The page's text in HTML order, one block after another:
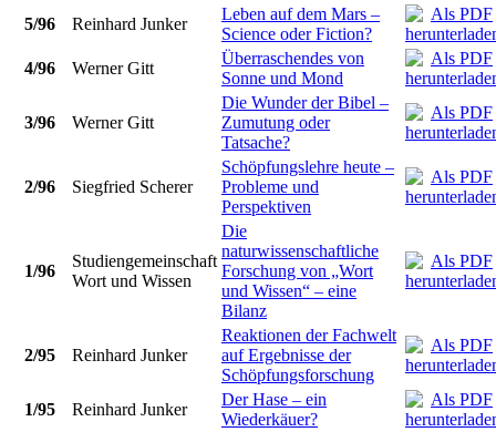
5/96
Reinhard Junker
Leben auf dem Mars –
Science oder Fiction?
4/96
Werner Gitt
Überraschendes von
Sonne und Mond
3/96 Werner Gitt
Die Wunder der Bibel –
Zumutung oder
Tatsache?
2/96 Siegfried Scherer
Schöpfungslehre heute –
Probleme und
Perspektiven
1/96
Studiengemeinschaft
Wort und Wissen
Die
naturwissenschaftliche
Forschung von „Wort
und Wissen“ – eine
Bilanz
2/95 Reinhard Junker
Reaktionen der Fachwelt
auf Ergebnisse der
Schöpfungsforschung
1/95
Reinhard Junker
Der Hase – ein
Wiederkäuer?